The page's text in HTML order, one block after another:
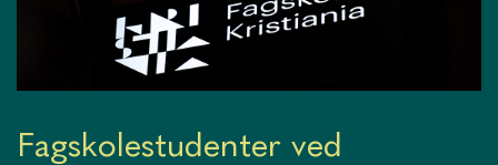
Fagskolestudenter ved